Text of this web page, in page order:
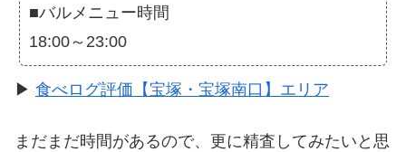
■バルメニュー時間
18:00～23:00
▶ 食べログ評価【宝塚・宝塚南口】エリア
まだまだ時間があるので、更に精査してみたいと思